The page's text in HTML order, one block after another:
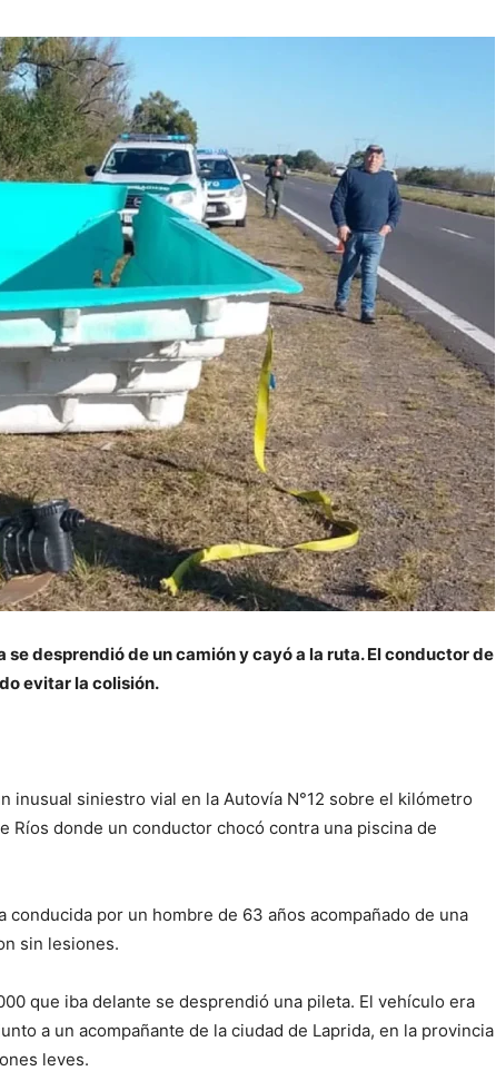
se desprendió de un camión y cayó a la ruta. El conductor de
evitar la colisión.
inusual siniestro vial en la Autovía N°12 sobre el kilómetro
Ríos donde un conductor chocó contra una piscina de
conducida por un hombre de 63 años acompañado de una
sin lesiones.
que iba delante se desprendió una pileta. El vehículo era
a un acompañante de la ciudad de Laprida, en la provincia
leves.